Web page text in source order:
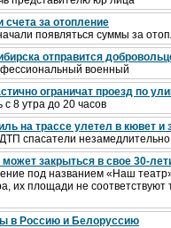
за отопление
появляться суммы за
отправится
военный
ограничат проезд по
с 8 утра до 20 часов
на трассе улетел в кювет и
спасатели
закрыться в свое 30-
под названием «Наш
их площади не
в Россию и Белоруссию